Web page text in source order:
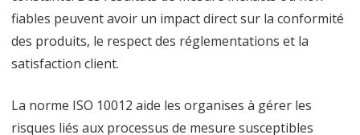
fiables peuvent avoir un impact direct sur la conformité
des produits, le respect des réglementations et la
satisfaction client.
La norme ISO 10012 aide les organises à gérer les
risques liés aux processus de mesure susceptibles